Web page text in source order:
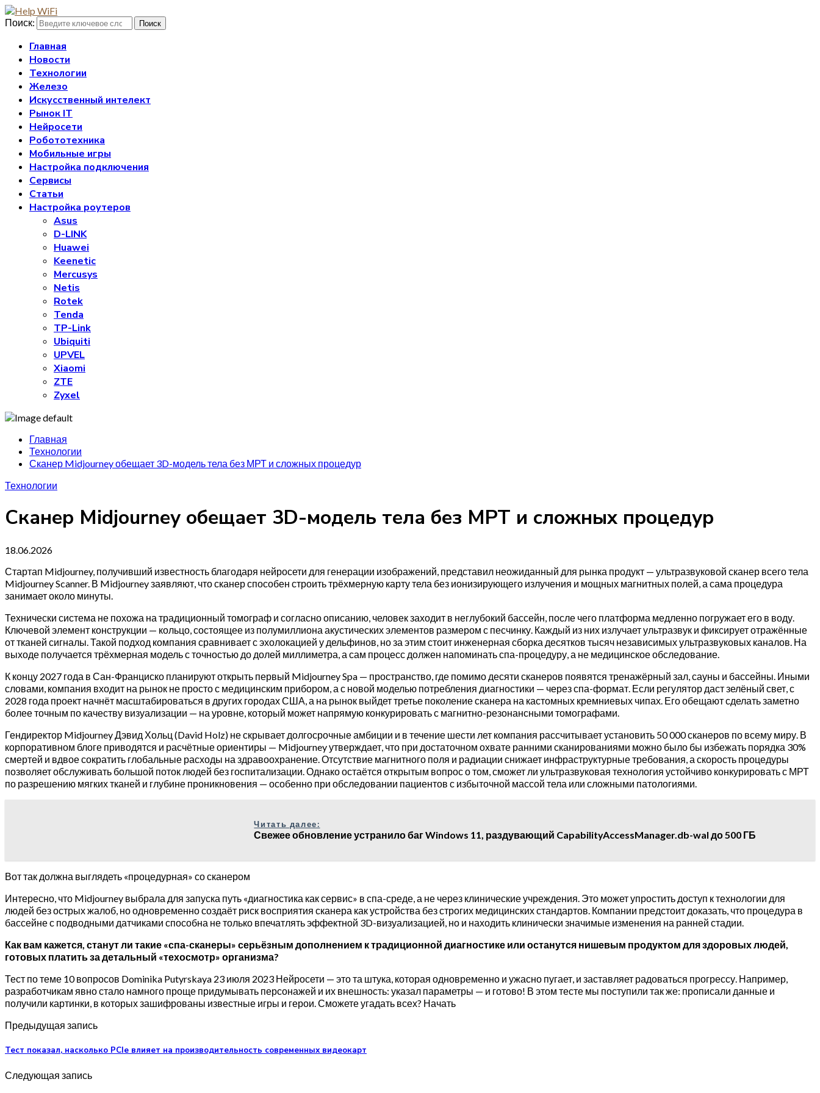
Поиск: Поиск
Главная
Новости
Технологии
Железо
Искусственный интелект
Рынок IT
Нейросети
Робототехника
Мобильные игры
Настройка подключения
Сервисы
Статьи
Настройка роутеров
Asus
D-LINK
Huawei
Keenetic
Mercusys
Netis
Rotek
Tenda
TP-Link
Ubiquiti
UPVEL
Xiaomi
ZTE
Zyxel
Главная
Технологии
Сканер Midjourney обещает 3D-модель тела без МРТ и сложных процедур
Технологии
Сканер Midjourney обещает 3D-модель тела без МРТ и сложных процедур
18.06.2026
Стартап Midjourney, получивший известность благодаря нейросети для генерации изображений, представил неожиданный для рынка продукт — ультразвуковой сканер всего тела
Midjourney Scanner. В Midjourney заявляют, что сканер способен строить трёхмерную карту тела без ионизирующего излучения и мощных магнитных полей, а сама процедура
занимает около минуты.
Технически система не похожа на традиционный томограф и согласно описанию, человек заходит в неглубокий бассейн, после чего платформа медленно погружает его в воду.
Ключевой элемент конструкции — кольцо, состоящее из полумиллиона акустических элементов размером с песчинку. Каждый из них излучает ультразвук и фиксирует отражённые
от тканей сигналы. Такой подход компания сравнивает с эхолокацией у дельфинов, но за этим стоит инженерная сборка десятков тысяч независимых ультразвуковых каналов. На
выходе получается трёхмерная модель с точностью до долей миллиметра, а сам процесс должен напоминать спа-процедуру, а не медицинское обследование.
К концу 2027 года в Сан-Франциско планируют открыть первый Midjourney Spa — пространство, где помимо десяти сканеров появятся тренажёрный зал, сауны и бассейны. Иными
словами, компания входит на рынок не просто с медицинским прибором, а с новой моделью потребления диагностики — через спа-формат. Если регулятор даст зелёный свет, с
2028 года проект начнёт масштабироваться в других городах США, а на рынок выйдет третье поколение сканера на кастомных кремниевых чипах. Его обещают сделать заметно
более точным по качеству визуализации — на уровне, который может напрямую конкурировать с магнитно-резонансными томографами.
Гендиректор Midjourney Дэвид Хольц (David Holz) не скрывает долгосрочные амбиции и в течение шести лет компания рассчитывает установить 50 000 сканеров по всему миру. В
корпоративном блоге приводятся и расчётные ориентиры — Midjourney утверждает, что при достаточном охвате ранними сканированиями можно было бы избежать порядка 30%
смертей и вдвое сократить глобальные расходы на здравоохранение. Отсутствие магнитного поля и радиации снижает инфраструктурные требования, а скорость процедуры
позволяет обслуживать большой поток людей без госпитализации. Однако остаётся открытым вопрос о том, сможет ли ультразвуковая технология устойчиво конкурировать с МРТ
по разрешению мягких тканей и глубине проникновения — особенно при обследовании пациентов с избыточной массой тела или сложными патологиями.
Читать далее:
Свежее обновление устранило баг Windows 11, раздувающий CapabilityAccessManager.db-wal до 500 ГБ
Вот так должна выглядеть «процедурная» со сканером
Интересно, что Midjourney выбрала для запуска путь «диагностика как сервис» в спа-среде, а не через клинические учреждения. Это может упростить доступ к технологии для
людей без острых жалоб, но одновременно создаёт риск восприятия сканера как устройства без строгих медицинских стандартов. Компании предстоит доказать, что процедура в
бассейне с подводными датчиками способна не только впечатлять эффектной 3D-визуализацией, но и находить клинически значимые изменения на ранней стадии.
Как вам кажется, станут ли такие «спа-сканеры» серьёзным дополнением к традиционной диагностике или останутся нишевым продуктом для здоровых людей,
готовых платить за детальный «техосмотр» организма?
Тест по теме 10 вопросов Dominika Putyrskaya 23 июля 2023 Нейросети — это та штука, которая одновременно и ужасно пугает, и заставляет радоваться прогрессу. Например,
разработчикам явно стало намного проще придумывать персонажей и их внешность: указал параметры — и готово! В этом тесте мы поступили так же: прописали данные и
получили картинки, в которых зашифрованы известные игры и герои. Сможете угадать всех? Начать
Предыдущая запись
Тест показал, насколько PCIe влияет на производительность современных видеокарт
Следующая запись